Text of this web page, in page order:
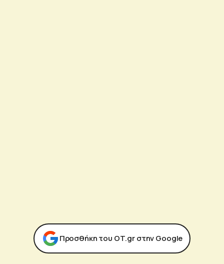
Προσθήκη του ΟΤ.gr στην Google